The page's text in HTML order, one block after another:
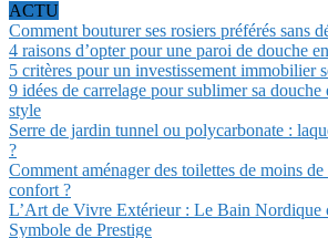
ACTU
Comment bouturer ses rosiers préférés sans
4 raisons d’opter pour une paroi de douche
5 critères pour un investissement immobilier
9 idées de carrelage pour sublimer sa douche
style
Serre de jardin tunnel ou polycarbonate :
?
Comment aménager des toilettes de moins
confort ?
L’Art de Vivre Extérieur : Le Bain Nordique
Symbole de Prestige